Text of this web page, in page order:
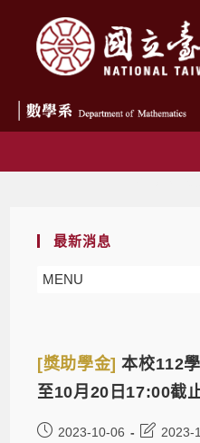
最新消息
MENU
[獎助學金]本校112
至10月20日17:00截
2023-10-06
2023-